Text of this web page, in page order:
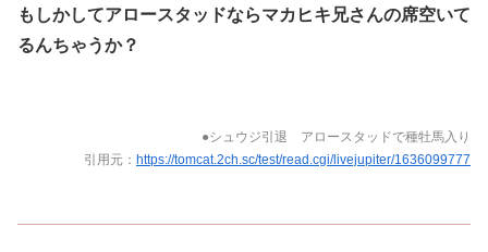
もしかしてアロースタッドならマカヒキ兄さんの席空いて
るんちゃうか？
●シュウジ引退 アロースタッドで種牡馬入り
引用元： https://tomcat.2ch.sc/test/read.cgi/livejupiter/1636099777